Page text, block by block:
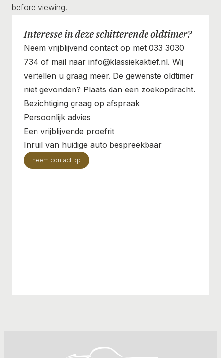
before viewing.
Interesse in deze schitterende oldtimer?
Neem vrijblijvend contact op met 033 3030
734 of mail naar info@klassiekaktief.nl. Wij
vertellen u graag meer. De gewenste oldtimer
niet gevonden? Plaats dan een zoekopdracht.
Bezichtiging graag op afspraak
Persoonlijk advies
Een vrijblijvende proefrit
Inruil van huidige auto bespreekbaar
neem contact op